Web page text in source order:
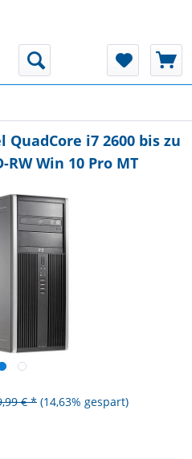
QuadCore i7 2600 bis zu
RW Win 10 Pro MT
€ * (14,63% gespart)